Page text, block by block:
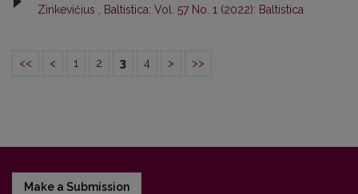
Zinkevičius
Baltistica: Vol. 57 No. 1 (2022): Baltistica
<< < 1 2 3 4 > >>
Make a Submission